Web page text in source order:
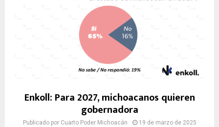
Enkoll: Para 2027, michoacanos quieren
gobernadora
Publicado por Cuarto Poder Michoacán 19 de marzo de 2025